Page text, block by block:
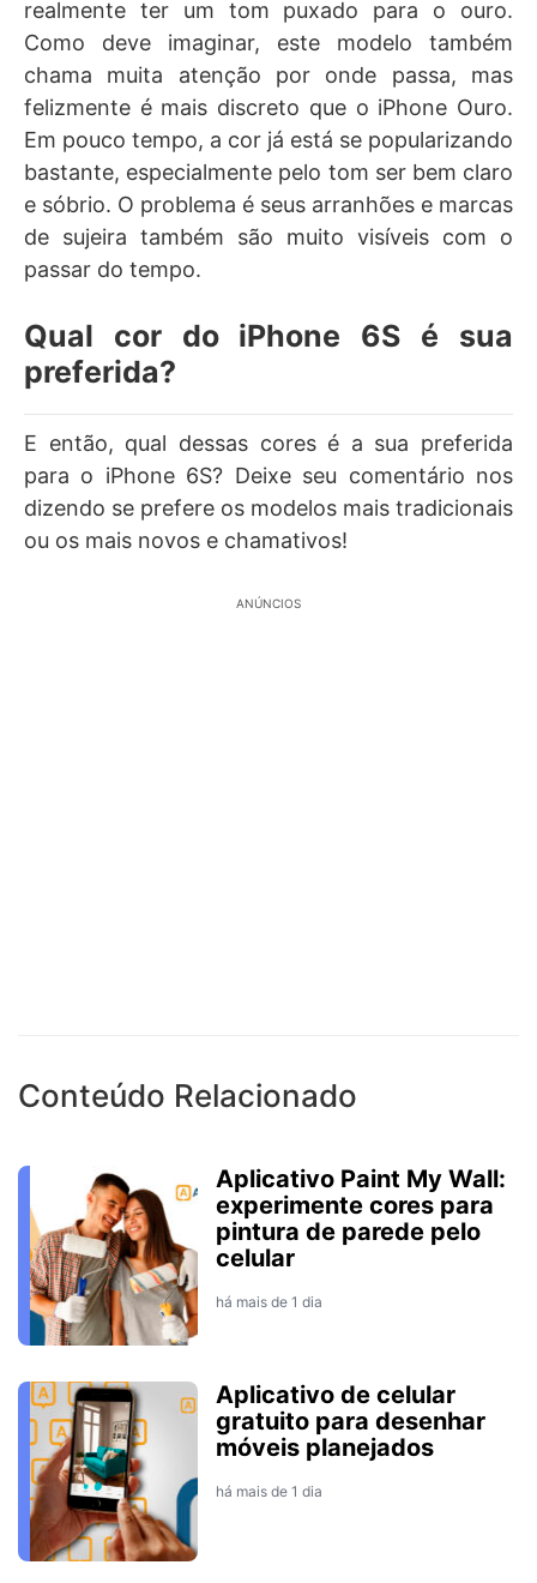
realmente ter um tom puxado para o ouro.
Como deve imaginar, este modelo também
chama muita atenção por onde passa, mas
felizmente é mais discreto que o iPhone Ouro.
Em pouco tempo, a cor já está se popularizando
bastante, especialmente pelo tom ser bem claro
e sóbrio. O problema é seus arranhões e marcas
de sujeira também são muito visíveis com o
passar do tempo.
Qual cor do iPhone 6S é sua
preferida?
E então, qual dessas cores é a sua preferida
para o iPhone 6S? Deixe seu comentário nos
dizendo se prefere os modelos mais tradicionais
ou os mais novos e chamativos!
ANÚNCIOS
Conteúdo Relacionado
Aplicativo Paint My Wall:
experimente cores para
pintura de parede pelo
celular
há mais de 1 dia
Aplicativo de celular
gratuito para desenhar
móveis planejados
há mais de 1 dia